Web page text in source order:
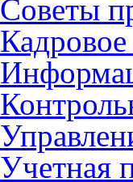
Советы
Учетная